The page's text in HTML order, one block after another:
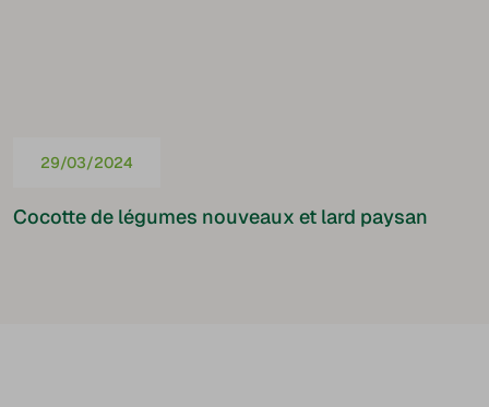
29/03/2024
Cocotte de légumes nouveaux et lard paysan